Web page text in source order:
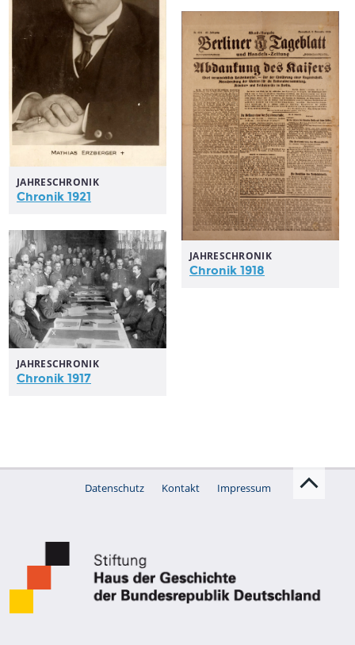
JAHRESCHRONIK
Chronik 1921
JAHRESCHRONIK
Chronik 1918
JAHRESCHRONIK
Chronik 1917
Datenschutz Kontakt Impressum